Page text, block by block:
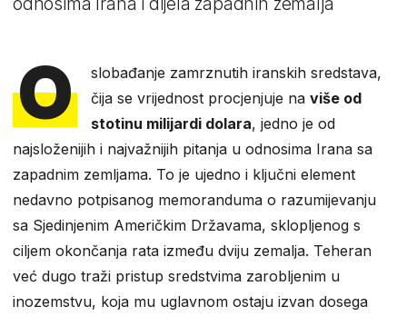
O
slobađanje zamrznutih iranskih sredstava,
čija se vrijednost procjenjuje naviše od
stotinu milijardi dolara, jedno je od
najsloženijih i najvažnijih pitanja u odnosima Irana sa
zapadnim zemljama. To je ujedno i ključni element
nedavno potpisanog memoranduma o razumijevanju
sa Sjedinjenim Američkim Državama, sklopljenog s
ciljem okončanja rata između dviju zemalja. Teheran
već dugo traži pristup sredstvima zarobljenim u
inozemstvu, koja mu uglavnom ostaju izvan dosega